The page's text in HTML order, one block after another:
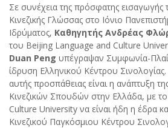
Σε συνέχεια της πρόσφατης εισαγωγής
Κινεζικής Γλώσσας στο Ιόνιο
Ιδρύματος, Καθηγητής Ανδρέας
του Beijing Language and Culture
Duan Peng υπέγραψαν Συμφωνία-
ίδρυση Ελληνικού Κέντρου Σινολογίας.
αυτής προσπάθειας είναι η ανάπτυξη
Κινεζικών Σπουδών στην Ελλάδα, με
Culture University να είναι ήδη η έδρα
Κινεζικού Παγκόσμιου Κέντρου